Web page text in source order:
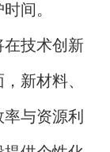
间。
在技术创新
新材料、
与资源利